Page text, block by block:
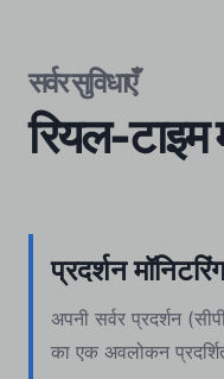
सर्वर सुविधाएँ
रियल-टाइम
प्रदर्शन
अपनी सर्वर प्रदर्शन
का एक अवलोकन